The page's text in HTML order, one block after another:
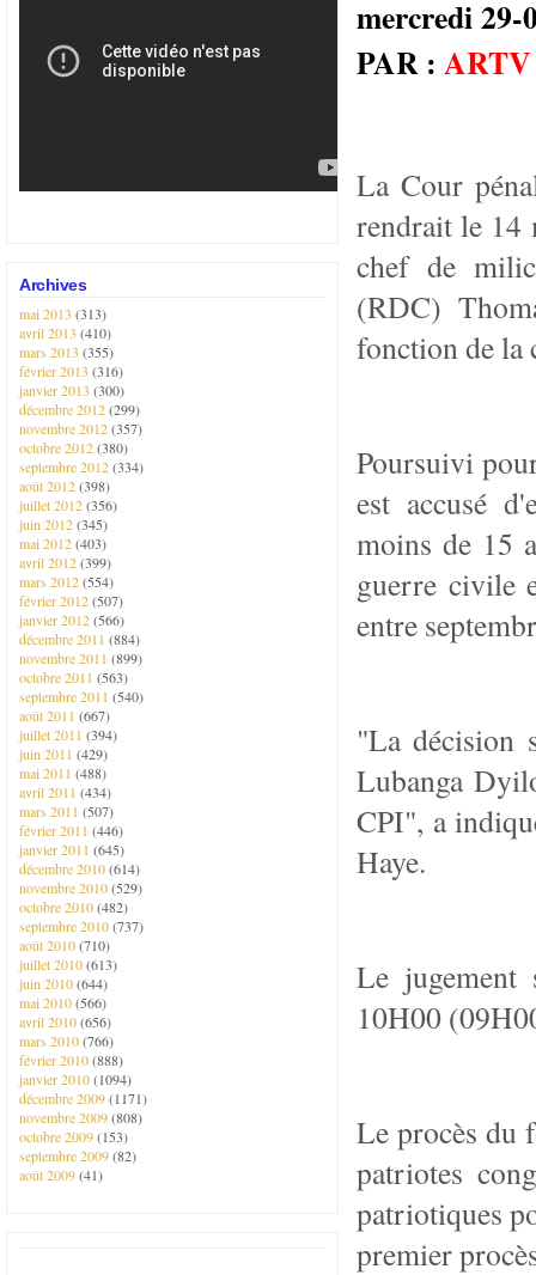
Archives
mai 2013 (313)
avril 2013 (410)
mars 2013 (355)
février 2013 (316)
janvier 2013 (300)
décembre 2012(299)
novembre 2012(357)
octobre 2012(380)
septembre 2012(334)
août 2012(398)
juillet 2012(356)
juin 2012(345)
mai 2012(403)
avril 2012(399)
mars 2012(554)
février 2012(507)
janvier 2012(566)
décembre 2011 (884)
novembre 2011 (899)
octobre 2011 (563)
septembre 2011 (540)
août 2011 (667)
juillet 2011 (394)
juin 2011 (429)
mai 2011 (488)
avril 2011 (434)
mars 2011 (507)
février 2011 (446)
janvier 2011 (645)
décembre 2010(614)
novembre 2010(529)
octobre 2010(482)
septembre 2010(737)
août 2010(710)
juillet 2010(613)
juin 2010(644)
mai 2010(566)
avril 2010(656)
mars 2010(766)
février 2010(888)
janvier 2010(1094)
décembre 2009(1171)
novembre 2009(808)
octobre 2009(153)
septembre 2009(82)
août 2009(41)
mercredi
PAR : ARTV
La Cour
rendrait le 14
chef de
(RDC)
fonction de la
Poursuivi
est accusé
moins de 15
guerre civile
entre
"La décision
Lubanga
CPI", a
Haye.
Le jugement
10H00
Le procès du
patriotes
patriotiques
premier